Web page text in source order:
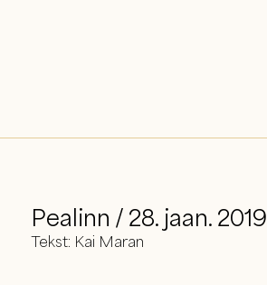
Pealinn / 28. jaan. 2019
Tekst: Kai Maran